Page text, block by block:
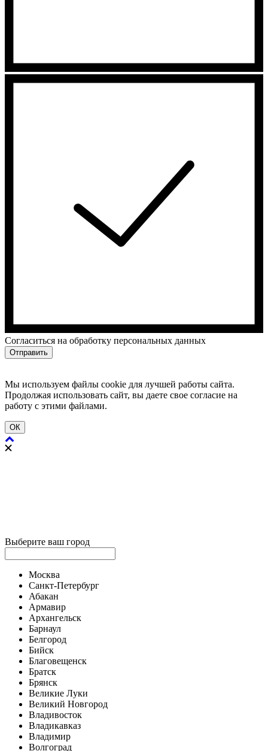
Cогласиться на обработку персональных данных
Отправить
Мы используем файлы cookie для лучшей работы сайта.
Продолжая использовать сайт, вы даете свое согласие на
работу с этими файлами.
ОК
Выберите ваш город
Москва
Санкт-Петербург
Абакан
Армавир
Архангельск
Барнаул
Белгород
Бийск
Благовещенск
Братск
Брянск
Великие Луки
Великий Новгород
Владивосток
Владикавказ
Владимир
Волгоград